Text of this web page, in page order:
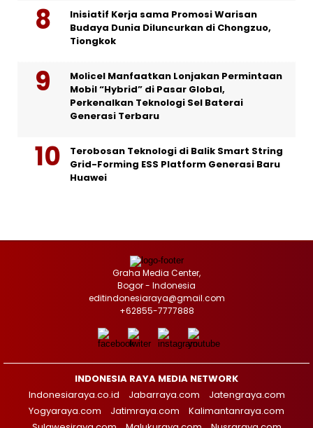
Inisiatif Kerja sama Promosi Warisan
Budaya Dunia Diluncurkan di Chongzuo,
Tiongkok
Molicel Manfaatkan Lonjakan Permintaan
Mobil “Hybrid” di Pasar Global,
Perkenalkan Teknologi Sel Baterai
Generasi Terbaru
Terobosan Teknologi di Balik Smart String
Grid-Forming ESS Platform Generasi Baru
Huawei
Graha Media Center,
Bogor - Indonesia
editindonesiaraya@gmail.com
+62855-7777888
INDONESIA RAYA MEDIA NETWORK
Indonesiaraya.co.id
Jabarraya.com
Jatengraya.com
Yogyaraya.com
Jatimraya.com
Kalimantanraya.com